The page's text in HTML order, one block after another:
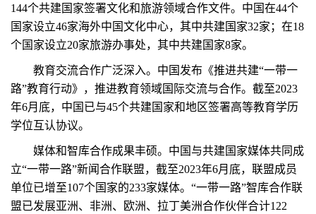
144个共建国家签署文化和旅游领域合作文件。中国在44个
国家设立46家海外中国文化中心，其中共建国家32家；在18
个国家设立20家旅游办事处，其中共建国家8家。
教育交流合作广泛深入。中国发布《推进共建“一带一
路”教育行动》，推进教育领域国际交流与合作。截至2023
年6月底，中国已与45个共建国家和地区签署高等教育学历
学位互认协议。
媒体和智库合作成果丰硕。中国与共建国家媒体共同成
立“一带一路”新闻合作联盟，截至2023年6月底，联盟成员
单位已增至107个国家的233家媒体。“一带一路”智库合作联
盟已发展亚洲、非洲、欧洲、拉丁美洲合作伙伴合计122